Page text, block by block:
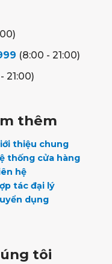
(8:00 - 21:00)
21:00)
thêm
thiệu chung
thống cửa hàng
hệ
tác đại lý
dụng
tôi